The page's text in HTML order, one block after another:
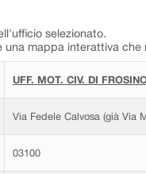
selezionato.
una mappa interattiva che
UFF. MOT. CIV. DI
Via Fedele Calvosa (già Via
03100